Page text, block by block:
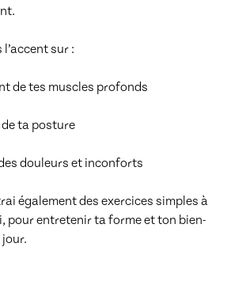
sur :
de tes muscles profonds
ta posture
douleurs et inconforts
également des exercices simples à
pour entretenir ta forme et ton bien-